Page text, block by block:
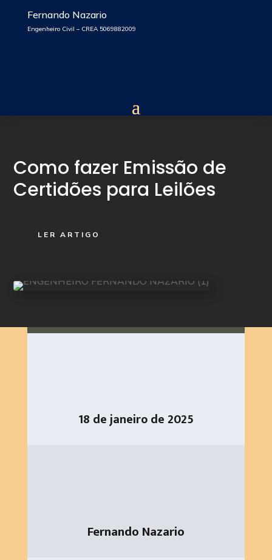
Fernando Nazario
Engenheiro Civil – CREA 5069882009
Como fazer Emissão de
Certidões para Leilões
LER ARTIGO
18 de janeiro de 2025
Fernando Nazario